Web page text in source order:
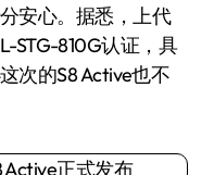
安心。据悉，上代
STG-810G认证，具
次的S8 Active也不